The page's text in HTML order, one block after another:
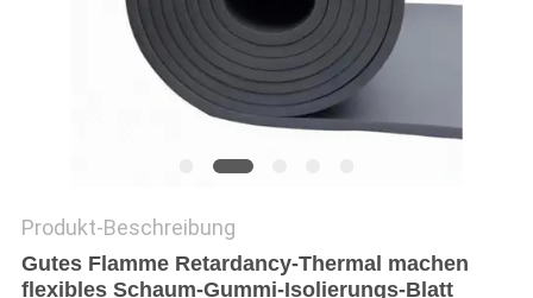
PRIVACY
Produkt-Beschreibung
Gutes Flamme Retardancy-Thermal machen
flexibles Schaum-Gummi-Isolierungs-Blatt